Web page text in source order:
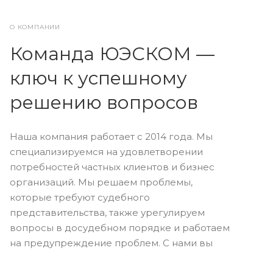
О КОМПАНИИ
Команда ЮЭСКОМ —
ключ к успешному
решению вопросов
Наша компания работает с 2014 года. Мы
специализируемся на удовлетворении
потребностей частных клиентов и бизнес
организаций. Мы решаем проблемы,
которые требуют судебного
представительства, также урегулируем
вопросы в досудебном порядке и работаем
на предупреждение проблем. С нами вы